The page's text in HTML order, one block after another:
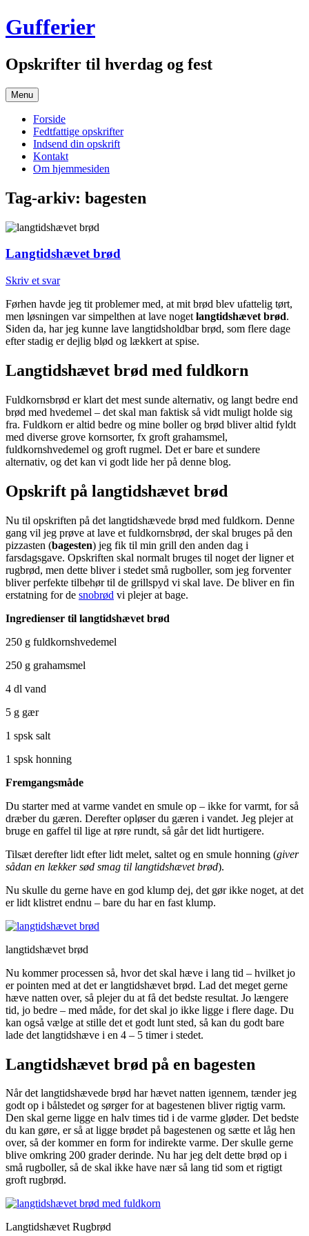
Hop
til
Gufferier
Opskrifter til hverdag og fest
Menu
Forside
Fedtfattige opskrifter
Indsend din opskrift
Kontakt
Om hjemmesiden
Tag-arkiv: bagesten
Langtidshævet brød
Skriv et svar
Førhen havde jeg tit problemer med, at mit brød blev ufattelig tørt,
men løsningen var simpelthen at lave noget langtidshævet brød.
Siden da, har jeg kunne lave langtidsholdbar brød, som flere dage
efter stadig er dejlig blød og lækkert at spise.
Langtidshævet brød med fuldkorn
Fuldkornsbrød er klart det mest sunde alternativ, og langt bedre end
brød med hvedemel – det skal man faktisk så vidt muligt holde sig
fra. Fuldkorn er altid bedre og mine boller og brød bliver altid fyldt
med diverse grove kornsorter, fx groft grahamsmel,
fuldkornshvedemel og groft rugmel. Det er bare et sundere
alternativ, og det kan vi godt lide her på denne blog.
Opskrift på langtidshævet brød
Nu til opskriften på det langtidshævede brød med fuldkorn. Denne
gang vil jeg prøve at lave et fuldkornsbrød, der skal bruges på den
pizzasten (bagesten) jeg fik til min grill den anden dag i
farsdagsgave. Opskriften skal normalt bruges til noget der ligner et
rugbrød, men dette bliver i stedet små rugboller, som jeg forventer
bliver perfekte tilbehør til de grillspyd vi skal lave. De bliver en fin
erstatning for de snobrød vi plejer at bage.
Ingredienser til langtidshævet brød
250 g fuldkornshvedemel
250 g grahamsmel
4 dl vand
5 g gær
1 spsk salt
1 spsk honning
Fremgangsmåde
Du starter med at varme vandet en smule op – ikke for varmt, for så
dræber du gæren. Derefter opløser du gæren i vandet. Jeg plejer at
bruge en gaffel til lige at røre rundt, så går det lidt hurtigere.
Tilsæt derefter lidt efter lidt melet, saltet og en smule honning (giver
sådan en lækker sød smag til langtidshævet brød).
Nu skulle du gerne have en god klump dej, det gør ikke noget, at det
er lidt klistret endnu – bare du har en fast klump.
langtidshævet brød
Nu kommer processen så, hvor det skal hæve i lang tid – hvilket jo
er pointen med at det er langtidshævet brød. Lad det meget gerne
hæve natten over, så plejer du at få det bedste resultat. Jo længere
tid, jo bedre – med måde, for det skal jo ikke ligge i flere dage. Du
kan også vælge at stille det et godt lunt sted, så kan du godt bare
lade det langtidshæve i en 4 – 5 timer i stedet.
Langtidshævet brød på en bagesten
Når det langtidshævede brød har hævet natten igennem, tænder jeg
godt op i bålstedet og sørger for at bagestenen bliver rigtig varm.
Den skal gerne ligge en halv times tid i de varme gløder. Det bedste
du kan gøre, er så at ligge brødet på bagestenen og sætte et låg hen
over, så der kommer en form for indirekte varme. Der skulle gerne
blive omkring 200 grader derinde. Nu har jeg delt dette brød op i
små rugboller, så de skal ikke have nær så lang tid som et rigtigt
groft rugbrød.
Langtidshævet Rugbrød